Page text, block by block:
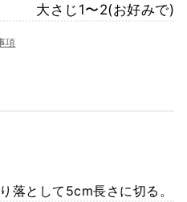
大さじ1〜2(お好みで)
項
落として5cm長さに切る。